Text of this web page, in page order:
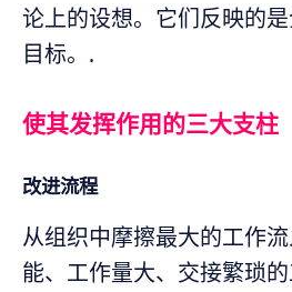
论上的设想。它们反映的
目标。.
使其发挥作用的三大支柱
改进流程
从组织中摩擦最大的工作
能、工作量大、交接繁琐